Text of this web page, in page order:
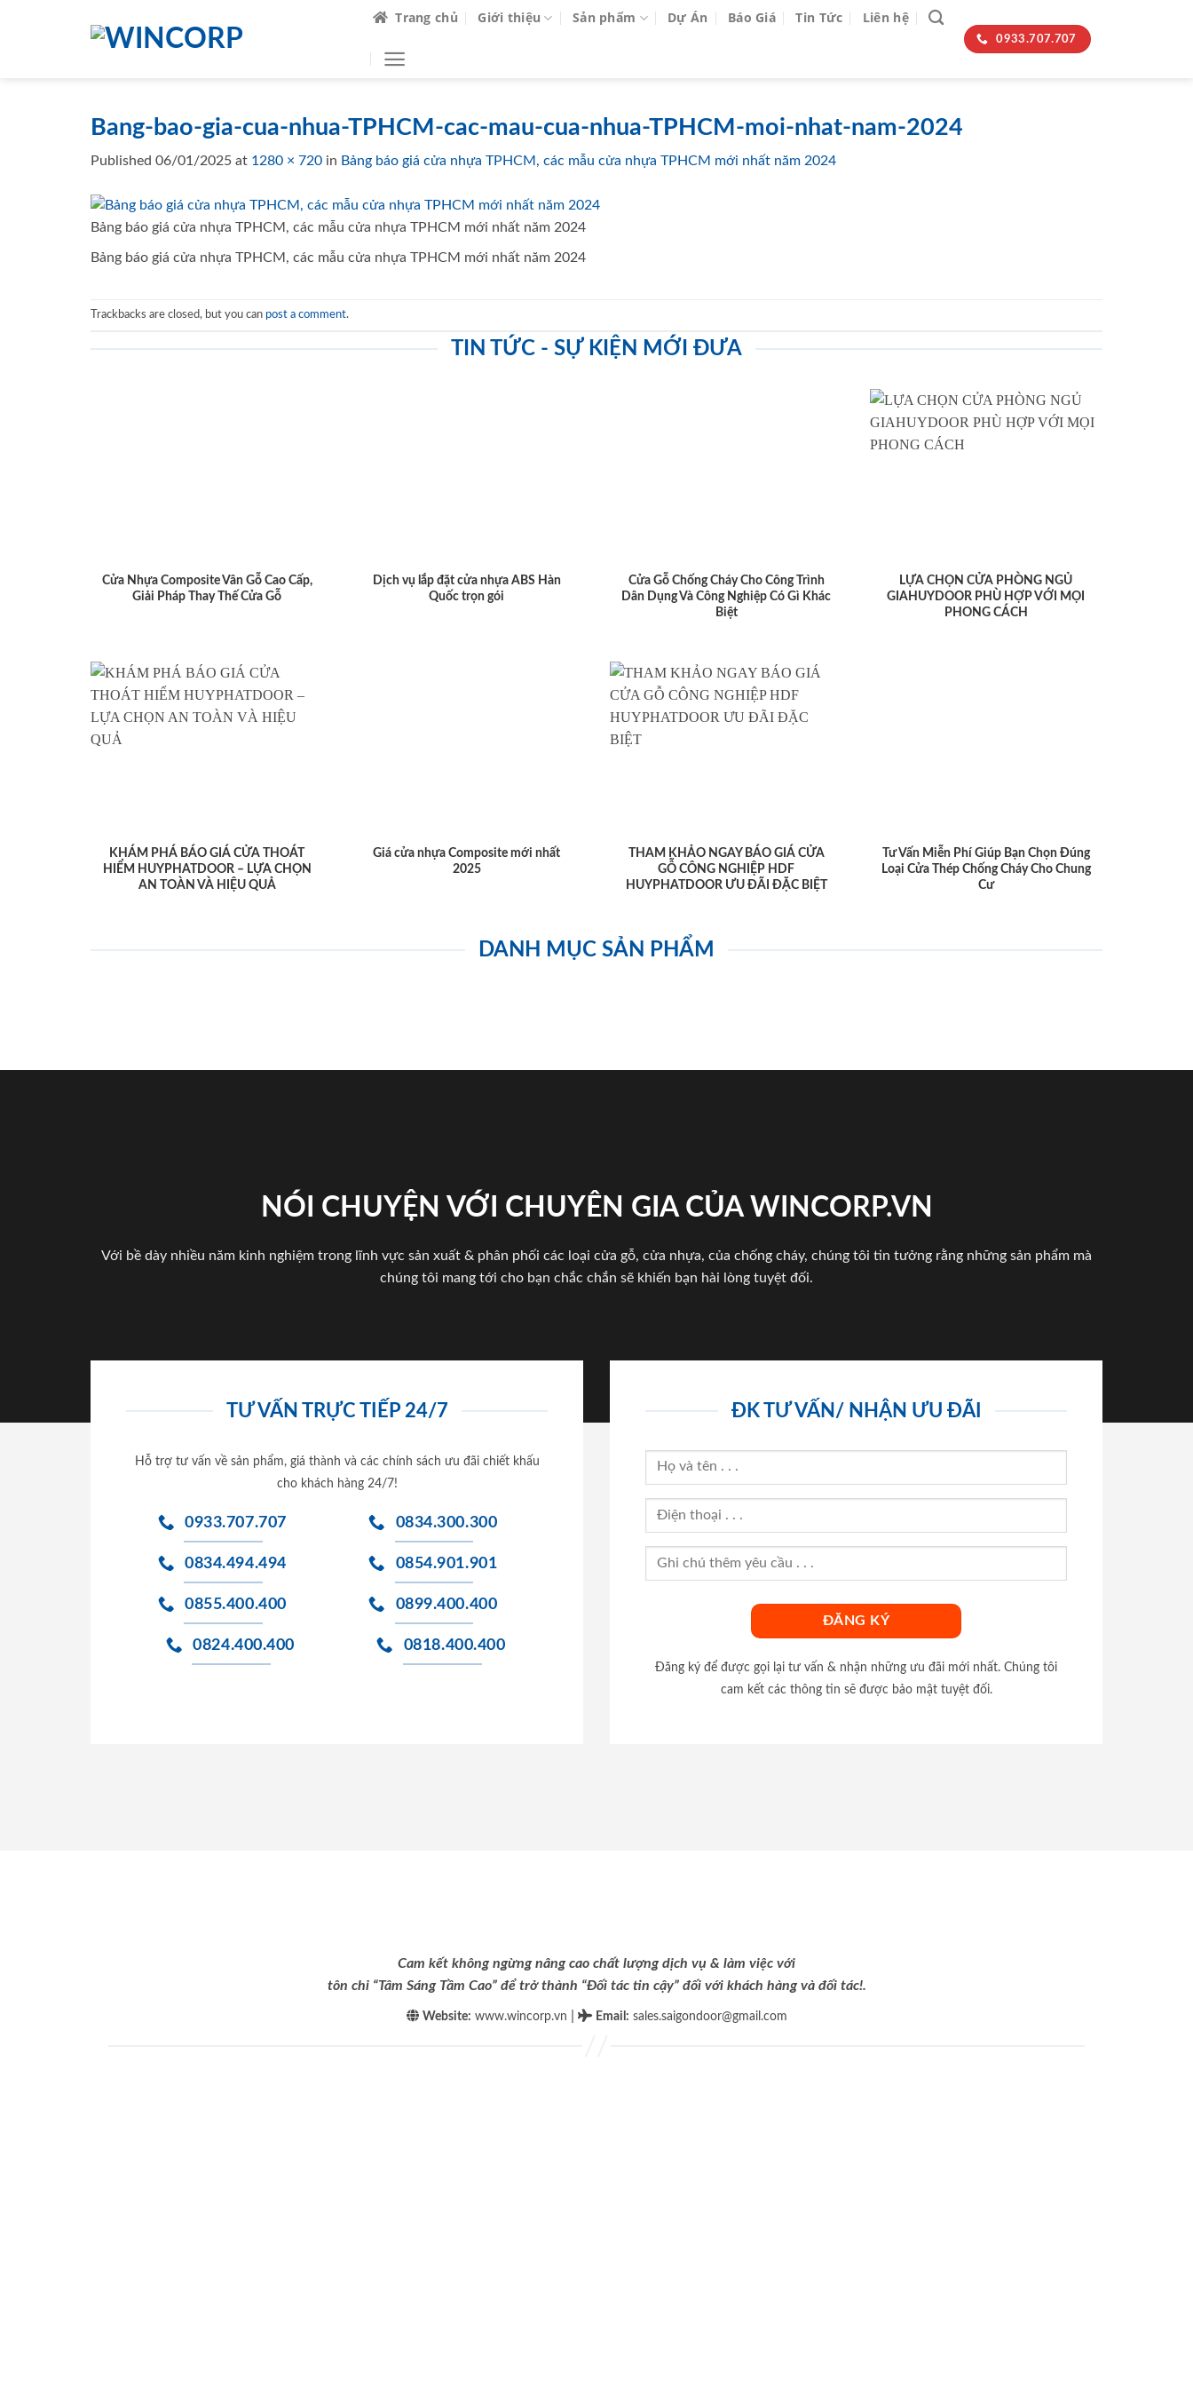
Trang chủ Giới thiệu Sản phẩm Dự Án Báo Giá Tin Tức Liên hệ
0933.707.707
Bang-bao-gia-cua-nhua-TPHCM-cac-mau-cua-nhua-TPHCM-moi-nhat-nam-2024
Published 06/01/2025 at 1280 × 720 in Bảng báo giá cửa nhựa TPHCM, các mẫu cửa nhựa TPHCM mới nhất năm 2024
Bảng báo giá cửa nhựa TPHCM, các mẫu cửa nhựa TPHCM mới nhất năm 2024
Bảng báo giá cửa nhựa TPHCM, các mẫu cửa nhựa TPHCM mới nhất năm 2024
Trackbacks are closed, but you can post a comment.
TIN TỨC - SỰ KIỆN MỚI ĐƯA
Cửa Nhựa Composite Vân Gỗ Cao Cấp,
Giải Pháp Thay Thế Cửa Gỗ
Dịch vụ lắp đặt cửa nhựa ABS Hàn
Quốc trọn gói
Cửa Gỗ Chống Cháy Cho Công Trình
Dân Dụng Và Công Nghiệp Có Gì Khác
Biệt
LỰA CHỌN CỬA PHÒNG NGỦ
GIAHUYDOOR PHÙ HỢP VỚI MỌI
PHONG CÁCH
KHÁM PHÁ BÁO GIÁ CỬA THOÁT
HIỂM HUYPHATDOOR – LỰA CHỌN
AN TOÀN VÀ HIỆU QUẢ
Giá cửa nhựa Composite mới nhất
2025
THAM KHẢO NGAY BÁO GIÁ CỬA
GỖ CÔNG NGHIỆP HDF
HUYPHATDOOR ƯU ĐÃI ĐẶC BIỆT
Tư Vấn Miễn Phí Giúp Bạn Chọn Đúng
Loại Cửa Thép Chống Cháy Cho Chung
Cư
DANH MỤC SẢN PHẨM
NÓI CHUYỆN VỚI CHUYÊN GIA CỦA WINCORP.VN
Với bề dày nhiều năm kinh nghiệm trong lĩnh vực sản xuất & phân phối các loại cửa gỗ, cửa nhựa, của chống cháy, chúng tôi tin tưởng rằng những sản phẩm mà
chúng tôi mang tới cho bạn chắc chắn sẽ khiến bạn hài lòng tuyệt đối.
TƯ VẤN TRỰC TIẾP 24/7
Hỗ trợ tư vấn về sản phẩm, giá thành và các chính sách ưu đãi chiết khấu
cho khách hàng 24/7!
0933.707.707
0834.494.494
0855.400.400
0824.400.400
0834.300.300
0854.901.901
0899.400.400
0818.400.400
ĐK TƯ VẤN/ NHẬN ƯU ĐÃI
Đăng ký để được gọi lại tư vấn & nhận những ưu đãi mới nhất. Chúng tôi
cam kết các thông tin sẽ được bảo mật tuyệt đối.
Cam kết không ngừng nâng cao chất lượng dịch vụ & làm việc với
tôn chỉ “Tâm Sáng Tầm Cao” để trở thành “Đối tác tin cậy” đối với khách hàng và đối tác!.
Website: www.wincorp.vn Email : sales.saigondoor@gmail.com